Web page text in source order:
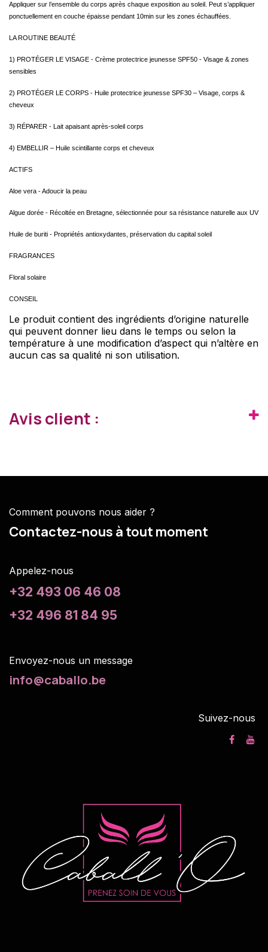
Appliquer sur l’ensemble du corps après chaque exposition au soleil. Peut s’appliquer
ponctuellement en couche épaisse pendant 10min sur les zones échauffées.
LA ROUTINE BEAUTÉ
1) PROTÉGER LE VISAGE - Crème protectrice jeunesse SPF50 - Visage & zones
sensibles
2) PROTÉGER LE CORPS - Huile protectrice jeunesse SPF30 – Visage, corps &
cheveux
3) RÉPARER - Lait apaisant après-soleil corps
4) EMBELLIR – Huile scintillante corps et cheveux
ACTIFS
Aloe vera - Adoucir la peau
Algue dorée - Récoltée en Bretagne, sélectionnée pour sa résistance naturelle aux UV
Huile de buriti - Propriétés antioxydantes, préservation du capital soleil
FRAGRANCES
Floral solaire
CONSEIL
Le produit contient des ingrédients d’origine naturelle
qui peuvent donner lieu dans le temps ou selon la
température à une modification d’aspect qui n’altère en
aucun cas sa qualité ni son utilisation.
Avis client :
Comment pouvons nous aider ?
Contactez-nous à tout moment
Appelez-nous
+32 493 06 46 08
+32 496 81 84 95
Envoyez-nous un message
info@caballo.be
Suivez-nous